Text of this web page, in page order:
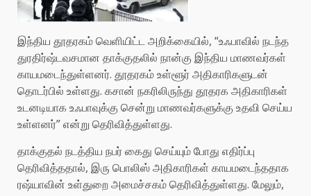
இந்திய தூதரகம் வெளியிட்ட அறிக்கையில், “உஃபாவில் நடந்த
துரதிர்ஷ்டவசமான தாக்குதலில் நான்கு இந்திய மாணவர்கள்
காயமடைந்துள்ளனர். தூதரகம் உள்ளூர் அதிகாரிகளுடன்
தொடர்பில் உள்ளது. கசான் நகரிலிருந்து தூதரக அதிகாரிகள்
உடனடியாக உஃபாவுக்கு சென்று மாணவர்களுக்கு உதவி செய்ய
உள்ளனர்” என்று தெரிவித்துள்ளது.
தாக்குதல் நடத்திய நபர் கைது செய்யும் போது எதிர்ப்பு
தெரிவித்ததால், இரு பொலிஸ் அதிகாரிகள் காயமடைந்ததாக
ரஷ்யாவின் உள்துறை அமைச்சகம் தெரிவித்துள்ளது. மேலும்,